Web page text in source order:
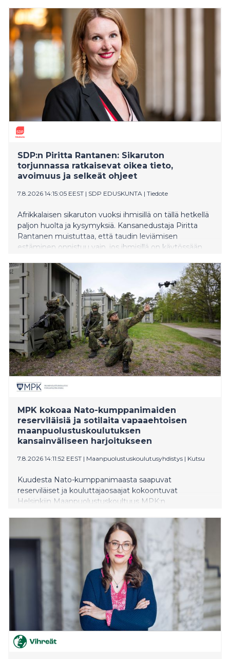
auki vielä sunnuntaihin 16.8. asti. Sen jälkeen noin 100
Halosen luontosuhdetta ja maaseutuelämää kuvaavaa
teosta nähdään Tanskassa, jossa Ateneumin tuottama
näyttely on esillä 4.9.2026–10.1.2027 Ordrupgaard-
taidemuseossa Charlottenlundissa.
SDP:n Piritta Rantanen: Sikaruton
torjunnassa ratkaisevat oikea tieto,
avoimuus ja selkeät ohjeet
7.8.2026 14:15:05 EEST | SDP EDUSKUNTA | Tiedote
Afrikkalaisen sikaruton vuoksi ihmisillä on tällä hetkellä
paljon huolta ja kysymyksiä. Kansanedustaja Piritta
Rantanen muistuttaa, että taudin leviämisen
estäminen onnistuu vain, jos ihmisillä on käytössään
toimintaohjeet.
MPK kokoaa Nato-kumppanimaiden
reserviläisiä ja sotilaita vapaaehtoisen
maanpuolustuskoulutuksen
kansainväliseen harjoitukseen
7.8.2026 14:11:52 EEST | Maanpuolustuskoulutusyhdistys | Kutsu
Kuudesta Nato-kumppanimaasta saapuvat
reserviläiset ja kouluttajaosaajat kokoontuvat
Helsinkiin Maanpuolustuskoultuus MPK:n
Assembly -harjoitukseen. Tapahtuma kehittää
yhteistoimintaa rakennetun alueen taistelussa,
miehittämättömässä ilmailussa sekä
esikuntatyöskentelyssä ja kenttälääkinnässä.